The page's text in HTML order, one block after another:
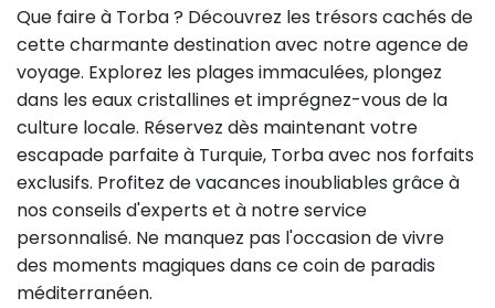
Que faire à Torba ? Découvrez les trésors cachés de
cette charmante destination avec notre agence de
voyage. Explorez les plages immaculées, plongez
dans les eaux cristallines et imprégnez-vous de la
culture locale. Réservez dès maintenant votre
escapade parfaite à Turquie, Torba avec nos forfaits
exclusifs. Profitez de vacances inoubliables grâce à
nos conseils d'experts et à notre service
personnalisé. Ne manquez pas l'occasion de vivre
des moments magiques dans ce coin de paradis
méditerranéen.